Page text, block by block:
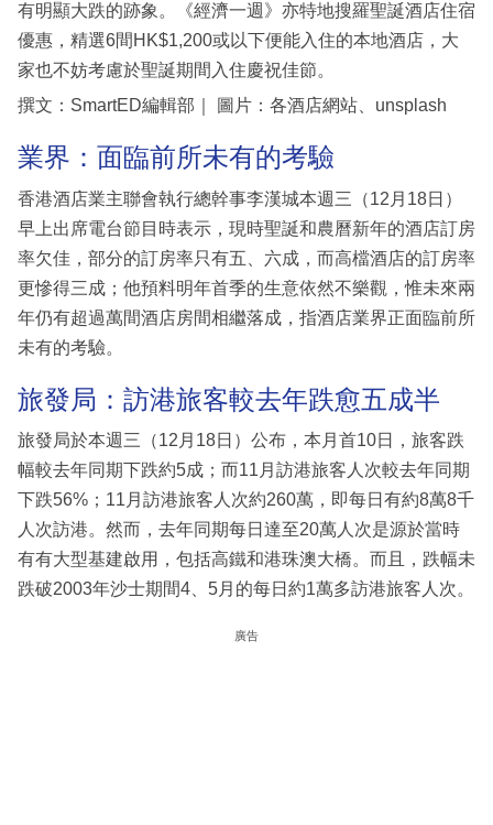
有明顯大跌的跡象。《經濟一週》亦特地搜羅聖誕酒店住宿
優惠，精選6間HK$1,200或以下便能入住的本地酒店，大
家也不妨考慮於聖誕期間入住慶祝佳節。
撰文：SmartED編輯部｜ 圖片：各酒店網站、unsplash
業界：面臨前所未有的考驗
香港酒店業主聯會執行總幹事李漢城本週三（12月18日）
早上出席電台節目時表示，現時聖誕和農曆新年的酒店訂房
率欠佳，部分的訂房率只有五、六成，而高檔酒店的訂房率
更慘得三成；他預料明年首季的生意依然不樂觀，惟未來兩
年仍有超過萬間酒店房間相繼落成，指酒店業界正面臨前所
未有的考驗。
旅發局：訪港旅客較去年跌愈五成半
旅發局於本週三（12月18日）公布，本月首10日，旅客跌
幅較去年同期下跌約5成；而11月訪港旅客人次較去年同期
下跌56%；11月訪港旅客人次約260萬，即每日有約8萬8千
人次訪港。然而，去年同期每日達至20萬人次是源於當時
有有大型基建啟用，包括高鐵和港珠澳大橋。而且，跌幅未
跌破2003年沙士期間4、5月的每日約1萬多訪港旅客人次。
廣告